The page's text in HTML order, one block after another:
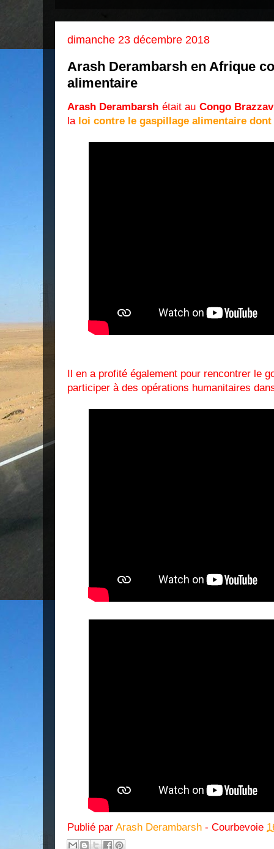
dimanche 23 décembre 2018
Arash Derambarsh en Afrique
alimentaire
Arash Derambarsh était au Congo
la loi contre le gaspillage alimentaire
Il en a profité également pour rencontrer le
participer à des opérations humanitaires
Publié par Arash Derambarsh - Courbevoie